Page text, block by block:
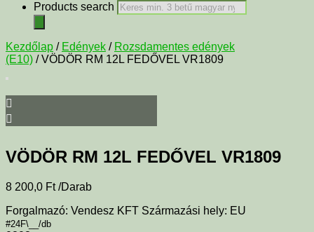
Products search
Kezdőlap / Edények / Rozsdamentes edények
(E10) / VÖDÖR RM 12L FEDŐVEL VR1809
VÖDÖR RM 12L FEDŐVEL VR1809
8 200,0 Ft /Darab
Forgalmazó: Vendesz KFT Származási hely: EU
#24F\__/db